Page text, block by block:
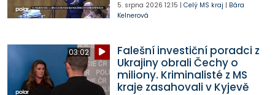
5. srpna 2026 12:15 | Celý MS kraj | Bára
Kelnerová
03:02
Falešní investiční poradci z
Ukrajiny obrali Čechy o
miliony. Kriminalisté z MS
kraje zasahovali v Kyjevě